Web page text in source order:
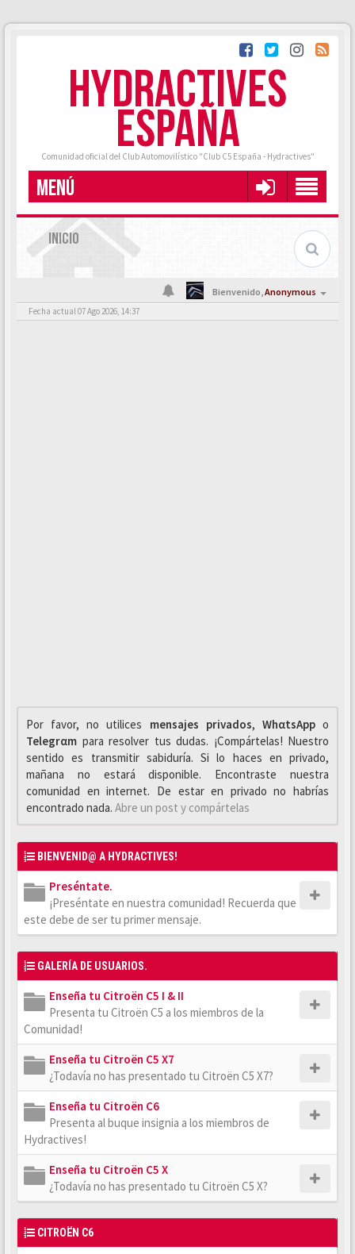
HYDRACTIVES
ESPAÑA
Comunidad oficial del Club Automovilístico "Club C5 España - Hydractives"
MENÚ
INICIO
Bienvenido,Anonymous
Fecha actual 07 Ago 2026, 14:37
Por favor, no utilices mensajes privados, WhαtsAppo
Telegrαm para resolver tus dudas. ¡Compártelas! Nuestro
sentido es transmitir sabiduría. Si lo haces en privado,
mañana no estará disponible. Encontraste nuestra
comunidad en internet. De estar en privado no habrías
encontrado nada. Abre un post y compártelas
BIENVENID@ A HYDRACTIVES!
Preséntate.
¡Preséntate en nuestra comunidad! Recuerda que
este debe de ser tu primer mensaje.
GALERÍA DE USUARIOS.
Enseña tu Citroën C5 I & II
Presenta tu Citroën C5 a los miembros de la
Comunidad!
Enseña tu Citroën C5 X7
¿Todavía no has presentado tu Citroën C5 X7?
Enseña tu Citroën C6
Presenta al buque insignia a los miembros de
Hydractives!
Enseña tu Citroën C5 X
¿Todavía no has presentado tu Citroën C5 X?
CITROËN C6